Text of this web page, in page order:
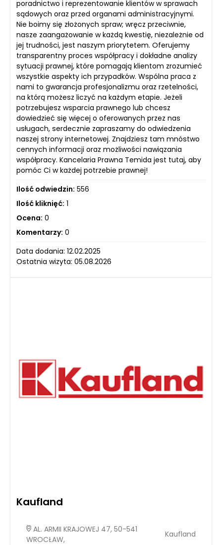
poradnictwo i reprezentowanie klientów w sprawach
sądowych oraz przed organami administracyjnymi.
Nie boimy się złożonych spraw; wręcz przeciwnie,
nasze zaangażowanie w każdą kwestię, niezależnie od
jej trudności, jest naszym priorytetem. Oferujemy
transparentny proces współpracy i dokładne analizy
sytuacji prawnej, które pomagają klientom zrozumieć
wszystkie aspekty ich przypadków. Wspólna praca z
nami to gwarancja profesjonalizmu oraz rzetelności,
na którą możesz liczyć na każdym etapie. Jeżeli
potrzebujesz wsparcia prawnego lub chcesz
dowiedzieć się więcej o oferowanych przez nas
usługach, serdecznie zapraszamy do odwiedzenia
naszej strony internetowej. Znajdziesz tam mnóstwo
cennych informacji oraz możliwości nawiązania
współpracy. Kancelaria Prawna Temida jest tutaj, aby
pomóc Ci w każdej potrzebie prawnej!
Ilość odwiedzin: 556
Ilość kliknięć: 1
Ocena: 0
Komentarzy: 0
Data dodania: 12.02.2025
Ostatnia wizyta: 05.08.2026
Kaufland
AL. ARMII KRAJOWEJ 47, 50-541
WROCŁAW,
Kaufland